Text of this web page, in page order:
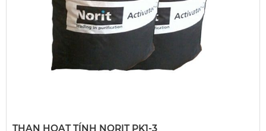
THAN HOẠT TÍNH NORIT PK1-3